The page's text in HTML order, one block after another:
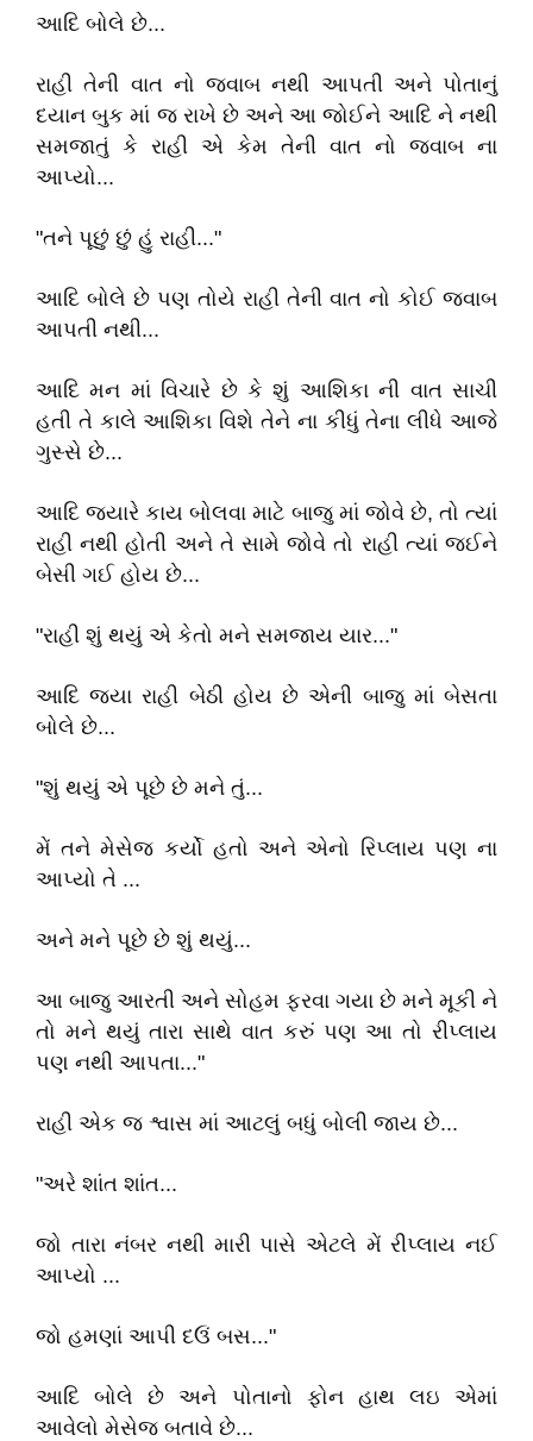
આદિ બોલે છે...
રાહી તેની વાત નો જવાબ નથી આપતી અને પોતાનું
દયાન બુક માં જ રાખે છે અને આ જોઈને આદિ ને નથી
સમજાતું કે રાહી એ કેમ તેની વાત નો જવાબ ના
આપ્યો...
"તને પૂછું છું હું રાહી..."
આદિ બોલે છે પણ તોયે રાહી તેની વાત નો કોઈ જવાબ
આપતી નથી...
આદિ મન માં વિચારે છે કે શું આશિકા ની વાત સાચી
હતી તે કાલે આશિકા વિશે તેને ના કીધું તેના લીધે આજે
ગુસ્સે છે...
આદિ જયારે કાય બોલવા માટે બાજુ માં જોવે છે, તો ત્યાં
રાહી નથી હોતી અને તે સામે જોવે તો રાહી ત્યાં જઈને
બેસી ગઈ હોય છે...
"રાહી શું થયું એ કેતો મને સમજાય યાર..."
આદિ જ્યા રાહી બેઠી હોય છે એની બાજુ માં બેસતા
બોલે છે...
"શું થયું એ પૂછે છે મને તું...
મેં તને મેસેજ કર્યો હતો અને એનો રિપ્લાય પણ ના
આપ્યો તે ...
અને મને પૂછે છે શું થયું...
આ બાજુ આરતી અને સોહમ ફરવા ગયા છે મને મૂકી ને
તો મને થયું તારા સાથે વાત કરું પણ આ તો રીપ્લાય
પણ નથી આપતા..."
રાહી એક જ શ્વાસ માં આટલું બધું બોલી જાય છે...
"અરે શાંત શાંત...
જો તારા નંબર નથી મારી પાસે એટલે મેં રીપ્લાય નઈ
આપ્યો ...
જો હમણાં આપી દઉં બસ..."
આદિ બોલે છે અને પોતાનો ફોન હાથ લઇ એમાં
આવેલો મેસેજ બતાવે છે...